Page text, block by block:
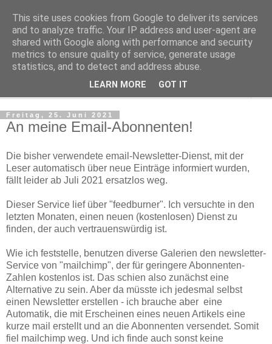
Regensburger Tagebuch
Notizen aus der nördlichsten Stadt Italiens
Freitag, 25. Juni 2021
An meine Email-Abonnenten!
Die bisher verwendete email-Newsletter-Dienst, mit der
Leser automatisch über neue Einträge informiert wurden,
fällt leider ab Juli 2021 ersatzlos weg.
Dieser Service lief über "feedburner". Ich versuchte in den
letzten Monaten, einen neuen (kostenlosen) Dienst zu
finden, der auch vertrauenswürdig ist.
Wie ich feststelle, benutzen diverse Galerien den newsletter-
Service von "mailchimp", der für geringere Abonnenten-
Zahlen kostenlos ist. Das schien also zunächst eine
Alternative zu sein. Aber da müsste ich jedesmal selbst
einen Newsletter erstellen - ich brauche aber eine
Automatik, die mit Erscheinen eines neuen Artikels eine
kurze mail erstellt und an die Abonnenten versendet. Somit
fiel mailchimp weg. Und ich finde auch sonst keine
This site uses cookies from Google to deliver its services
and to analyze traffic. Your IP address and user-agent are
shared with Google along with performance and security
metrics to ensure quality of service, generate usage
statistics, and to detect and address abuse.
LEARN MORE GOT IT